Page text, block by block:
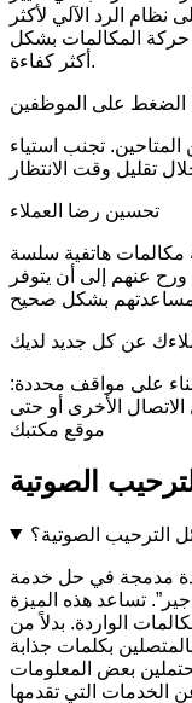
الرد الآلي لأكثر
حركة المكالمات بشكل
أكثر كفاءة.
الضغط على الموظفين
تجنب استياء
تحسين رضا العملاء
مكالمات هاتفية سلسة
عنهم إلى أن يتوفر
بشكل صحيح
عن كل جديد لديك
على مواقف محددة:
الأخرى أو حتى
موقع مكتبك
الصوتية
الترحيب الصوتية؟
مدمجة في حل خدمة
تساعد هذه الميزة
الواردة. بدلاً من
بكلمات جذابة
بعض المعلومات